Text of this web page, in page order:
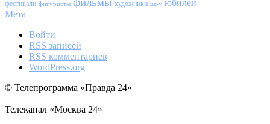
фестивали фигуристы художники шоу юбилеи
Мета
Войти
RSS записей
RSS комментариев
WordPress.org
© Телепрограмма «Правда 24»
Телеканал «Москва 24»